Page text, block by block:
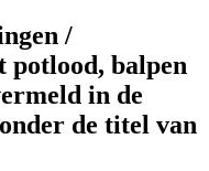
/
potlood, balpen
in de
de titel van